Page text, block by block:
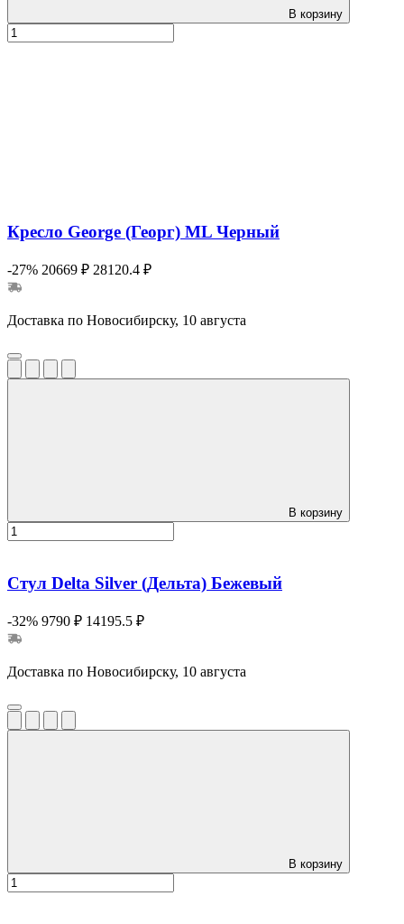
В корзину
Кресло George (Георг) ML Черный
-27% 20669 ₽ 28120.4 ₽
Доставка по Новосибирску, 10 августа
В корзину
Стул Delta Silver (Дельта) Бежевый
-32% 9790 ₽ 14195.5 ₽
Доставка по Новосибирску, 10 августа
В корзину